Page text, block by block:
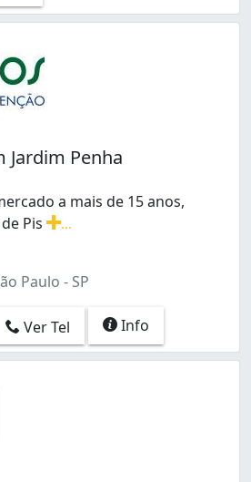
Jardim Penha
a mais de 15 anos,
Pis
Paulo - SP
Ver Tel Info